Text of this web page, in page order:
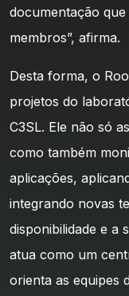
documentação
membros”, afirma.
Desta forma, o
projetos do
C3SL. Ele não só
como também
aplicações,
integrando novas
disponibilidade e a
atua como um
orienta as equipes